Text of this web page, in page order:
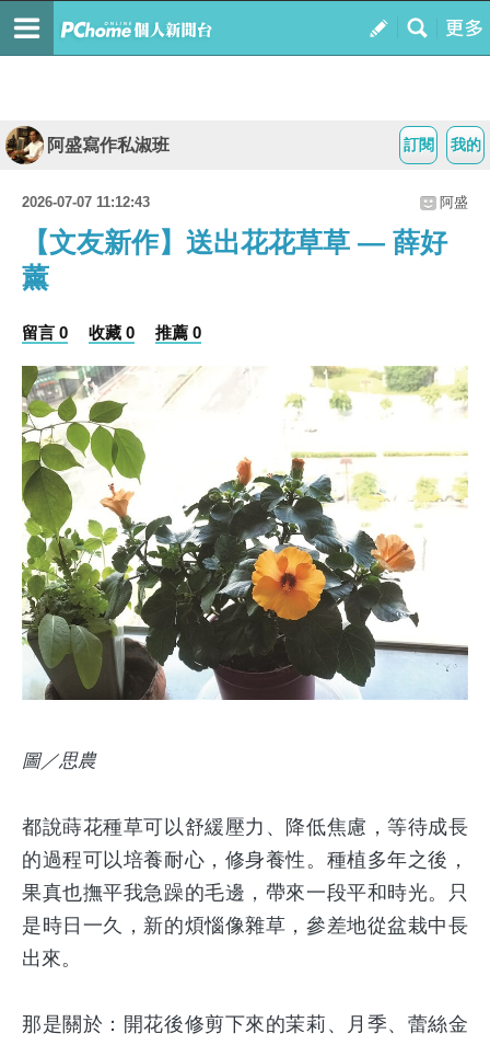
我的
訂閱
阿盛寫作私淑班
2026-07-07 11:12:43 阿盛
【文友新作】送出花花草草 — 薛好
薰
留言 0 收藏 0 推薦 0
圖／思農
都說蒔花種草可以舒緩壓力、降低焦慮，等待成長
的過程可以培養耐心，修身養性。種植多年之後，
果真也撫平我急躁的毛邊，帶來一段平和時光。只
是時日一久，新的煩惱像雜草，參差地從盆栽中長
出來。
那是關於：開花後修剪下來的茉莉、月季、蕾絲金